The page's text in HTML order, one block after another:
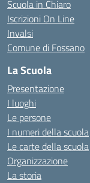
Scuola in Chiaro
Iscrizioni On Line
Invalsi
Comune di Fossano
La Scuola
Presentazione
I luoghi
Le persone
I numeri della scuola
Le carte della scuola
Organizzazione
La storia